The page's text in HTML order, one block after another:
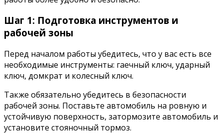
Шаг 1: Подготовка инструментов и
рабочей зоны
Перед началом работы убедитесь, что у вас есть все
необходимые инструменты: гаечный ключ, ударный
ключ, домкрат и колесный ключ.
Также обязательно убедитесь в безопасности
рабочей зоны. Поставьте автомобиль на ровную и
устойчивую поверхность, затормозите автомобиль и
установите стояночный тормоз.